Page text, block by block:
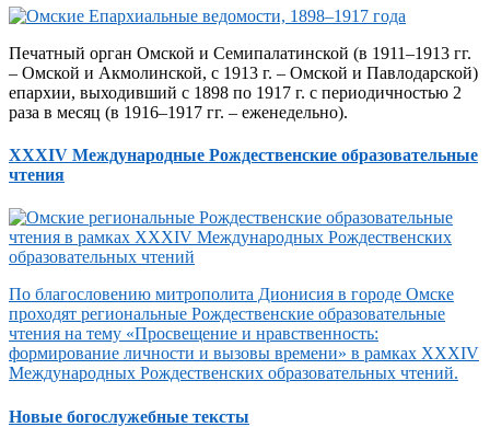
Печатный орган Омской и Семипалатинской (в 1911–1913 гг.
– Омской и Акмолинской, с 1913 г. – Омской и Павлодарской)
епархии, выходивший с 1898 по 1917 г. с периодичностью 2
раза в месяц (в 1916–1917 гг. – еженедельно).
XXXIV Международные Рождественские образовательные
чтения
По благословению митрополита Дионисия в городе Омске
проходят региональные Рождественские образовательные
чтения на тему «Просвещение и нравственность:
формирование личности и вызовы времени» в рамках XXXIV
Международных Рождественских образовательных чтений.
Новые богослужебные тексты